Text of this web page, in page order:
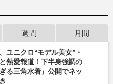
週間 月間
ユニクロ“モデル美女”・
熱愛報道！下半身強調の
ぎる三角水着」公開でネッ